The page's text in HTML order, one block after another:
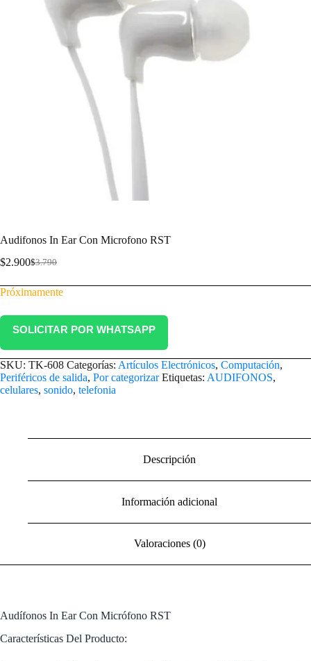
Audifonos In Ear Con Microfono RST
$3.790
$2.900
Próximamente
SOLICITAR POR WHATSAPP
SKU: TK-608 Categorías: Artículos Electrónicos, Computación,
Periféricos de salida, Por categorizar Etiquetas: AUDIFONOS,
celulares, sonido, telefonia
Descripción
Información adicional
Valoraciones (0)
Audífonos In Ear Con Micrófono RST
Características Del Producto: